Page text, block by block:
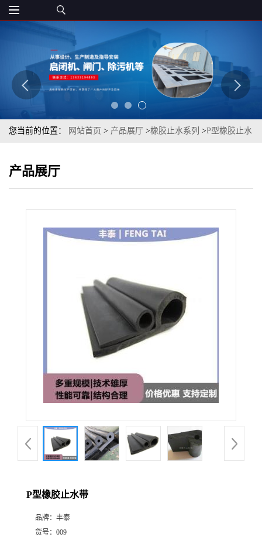
您当前的位置： 网站首页 > 产品展厅 >橡胶止水系列 >P型橡胶止水
产品展厅
P型橡胶止水带
品牌： 丰泰
货号： 009